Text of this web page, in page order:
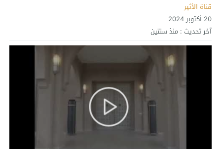
قناة الأثير
20 أكتوبر 2024
آخر تحديث : منذ سنتين